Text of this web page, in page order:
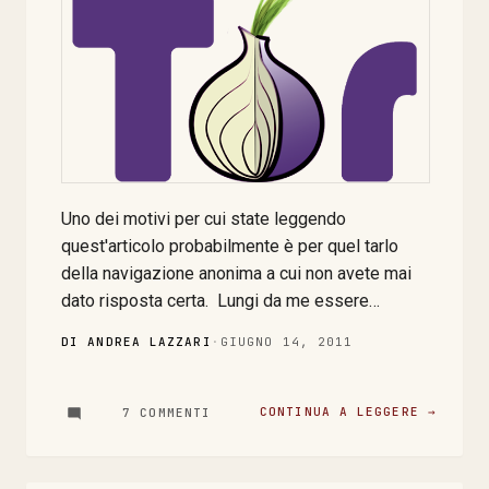
Uno dei motivi per cui state leggendo
quest'articolo probabilmente è per quel tarlo
della navigazione anonima a cui non avete mai
dato risposta certa. Lungi da me essere
LSO fino ad una breve degressione per non
DI ANDREA LAZZARI · GIUGNO 14, 2011
7 COMMENTI CONTINUA A LEGGERE →